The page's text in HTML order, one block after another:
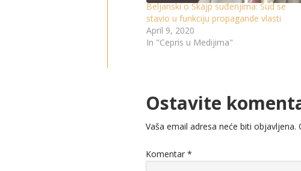
Beljanski o Skajp suđenjima: Sud se
stavio u funkciju propagande vlasti
April 9, 2020
In "Cepris u Medijima"
Ostavite
Vaša email adresa neće biti objavljena.
Komentar *